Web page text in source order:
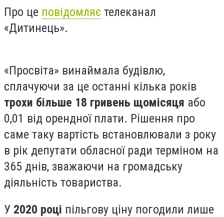
Про це повідомляє телеканал
«Дитинець».
«Просвіта» винаймала будівлю,
сплачуючи за це останні кілька років
трохи більше 18 гривень щомісяця або
0,01 від орендної плати. Рішення про
саме таку вартість встановлювали з року
в рік депутати обласної ради терміном на
365 днів, зважаючи на громадську
діяльність товариства.
У 2020 році пільгову ціну погодили лише